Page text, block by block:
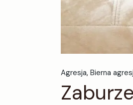
Agresja Bierna